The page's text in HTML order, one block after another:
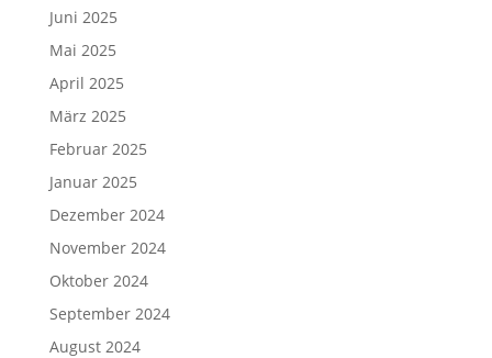
Juni 2025
Mai 2025
April 2025
März 2025
Februar 2025
Januar 2025
Dezember 2024
November 2024
Oktober 2024
September 2024
August 2024